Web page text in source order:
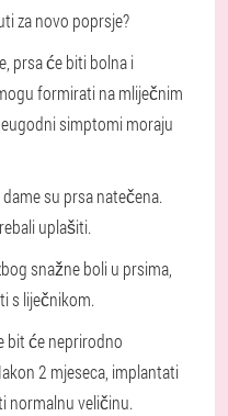
za novo poprsje?
prsa će biti bolna i
formirati na mliječnim
simptomi moraju
su prsa natečena.
uplašiti.
snažne boli u prsima,
s liječnikom.
bit će neprirodno
2 mjeseca, implantati
normalnu veličinu.